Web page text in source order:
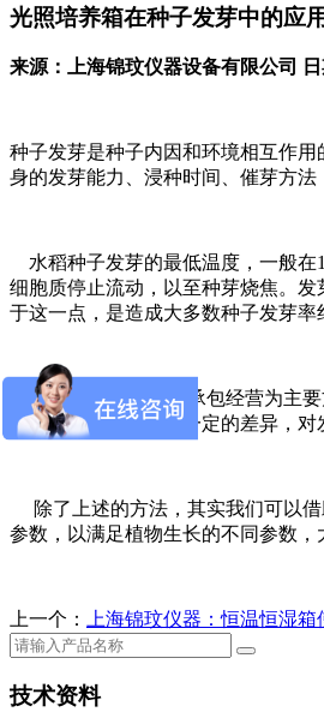
光照培养箱在种子发芽中的应用
来源：上海锦玟仪器设备有限公司
种子发芽是种子内因和环境相互作
身的发芽能力、浸种时间、催芽方法
水稻种子发芽的最低温度，一般
细胞质停止流动，以至种芽烧焦。
于这一点，是造成大多数种子发芽率
在本地现有以家庭承包经营为主要
芽温度要求上存在着一定的差异，
除了上述的方法，其实我们可以借
参数，以满足植物生长的不同参数
上一个： 上海锦玟仪器：恒温恒湿
技术资料